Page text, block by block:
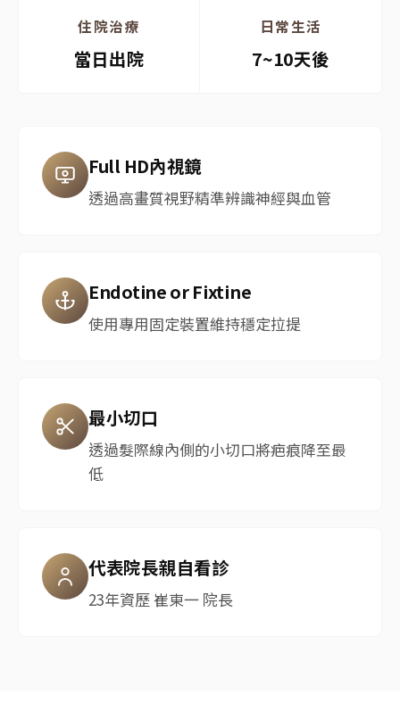
住院治療
當日出院
日常生活
7~10天後
Full HD內視鏡
透過高畫質視野精準辨識神經與血管
Endotine or Fixtine
使用專用固定裝置維持穩定拉提
最小切口
透過髮際線內側的小切口將疤痕降至最
低
代表院長親自看診
23年資歷 崔東一 院長